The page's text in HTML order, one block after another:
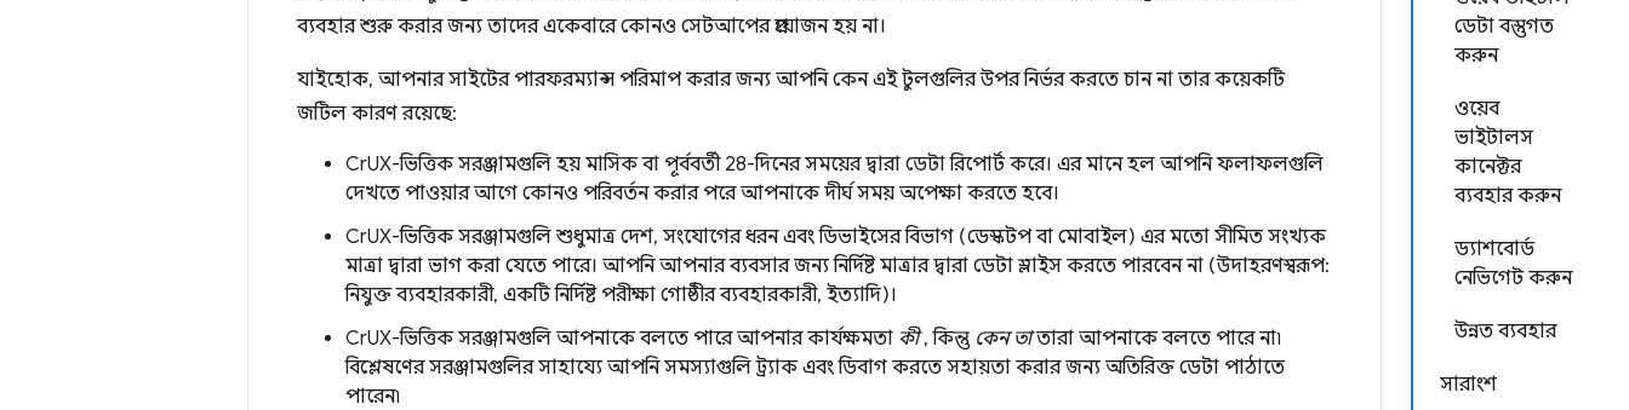
ডেটা বস্তুগত
করুন
ওয়েব
ভাইটালস
কানেক্টর
ব্যবহার করুন
ড্যাশবোর্ড
নেভিগেট করুন
উন্নত ব্যবহার
সারাংশ
ব্যবহার শুরু করার জন্য তাদের একেবারে কোনও সেটআপের প্রয়োজন হয় না।
যাইহোক, আপনার সাইটের পারফরম্যান্স পরিমাপ করার জন্য আপনি কেন এই টুলগুলির উপর নির্ভর করতে চান না তার কয়েকটি
জটিল কারণ রয়েছে:
CrUX-ভিত্তিক সরঞ্জামগুলি হয় মাসিক বা পূর্ববর্তী 28-দিনের সময়ের দ্বারা ডেটা রিপোর্ট করে। এর মানে হল আপনি ফলাফলগুলি
দেখতে পাওয়ার আগে কোনও পরিবর্তন করার পরে আপনাকে দীর্ঘ সময় অপেক্ষা করতে হবে।
CrUX-ভিত্তিক সরঞ্জামগুলি শুধুমাত্র দেশ, সংযোগের ধরন এবং ডিভাইসের বিভাগ (ডেস্কটপ বা মোবাইল) এর মতো সীমিত সংখ্যক
মাত্রা দ্বারা ভাগ করা যেতে পারে। আপনি আপনার ব্যবসার জন্য নির্দিষ্ট মাত্রার দ্বারা ডেটা স্লাইস করতে পারবেন না (উদাহরণস্বরূপ:
নিযুক্ত ব্যবহারকারী, একটি নির্দিষ্ট পরীক্ষা গোষ্ঠীর ব্যবহারকারী, ইত্যাদি)।
CrUX-ভিত্তিক সরঞ্জামগুলি আপনাকে বলতে পারে আপনার কার্যক্ষমতা কী, কিন্তু কেন তাতারা আপনাকে বলতে পারে না৷
বিশ্লেষণের সরঞ্জামগুলির সাহায্যে আপনি সমস্যাগুলি ট্র্যাক এবং ডিবাগ করতে সহায়তা করার জন্য অতিরিক্ত ডেটা পাঠাতে
পারেন৷